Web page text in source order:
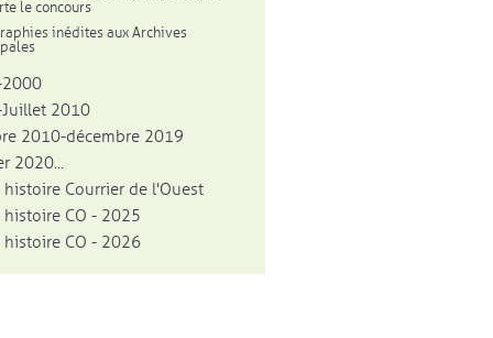
le concours
inédites aux Archives
2010
2010-décembre 2019
2020...
histoire Courrier de l'Ouest
histoire CO - 2025
histoire CO - 2026